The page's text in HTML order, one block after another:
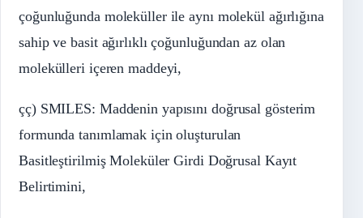
çoğunluğunda moleküller ile aynı molekül ağırlığına
sahip ve basit ağırlıklı çoğunluğundan az olan
molekülleri içeren maddeyi,
çç) SMILES: Maddenin yapısını doğrusal gösterim
formunda tanımlamak için oluşturulan
Basitleştirilmiş Moleküler Girdi Doğrusal Kayıt
Belirtimini,